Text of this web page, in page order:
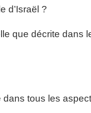
d’Israël ?
que décrite dans
dans tous les